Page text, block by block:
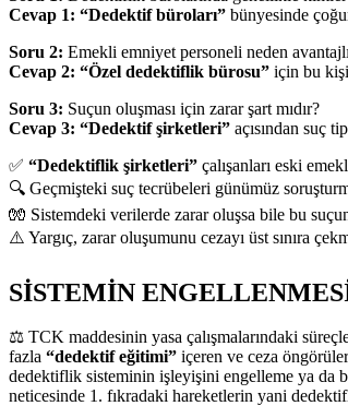
Cevap 1: “Dedektif büroları” bünyesinde
Soru 2: Emekli emniyet personeli neden
Cevap 2: “Özel dedektiflik bürosu” için bu
Soru 3: Suçun oluşması için zarar şart mıdır?
Cevap 3: “Dedektif şirketleri” açısından suç
✅ “Dedektiflik şirketleri” çalışanları eski
🔍 Geçmişteki suç tecrübeleri günümüz
🧤 Sistemdeki verilerde zarar oluşsa bile bu
⚠️ Yargıç, zarar oluşumunu cezayı üst sınıra
SİSTEMİN
⚖️ TCK maddesinin yasa çalışmalarındaki
fazla “dedektif eğitimi” içeren ve ceza
dedektiflik sisteminin işleyişini engelleme ya da
neticesinde 1. fıkradaki hareketlerin yani